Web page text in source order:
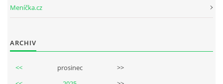
Meníčka.cz
ARCHIV
<< prosinec
>>